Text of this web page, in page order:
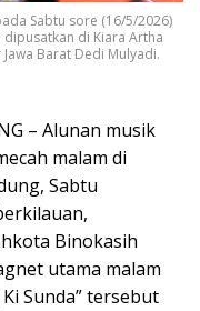
Sabtu sore (16/5/2026)
di Kiara Artha
Barat Dedi Mulyadi.
– Alunan musik
malam di
Sabtu
Binokasih
utama malam
Sunda” tersebut